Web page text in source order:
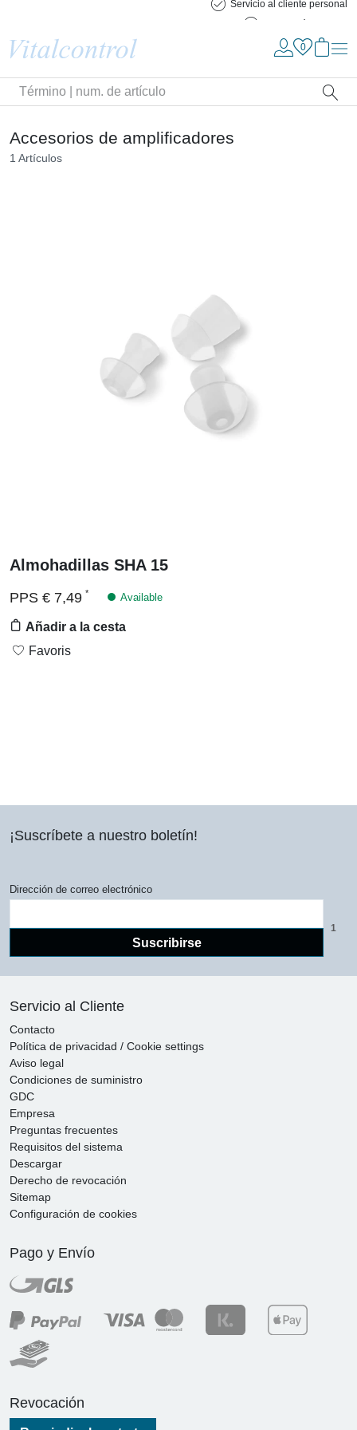
Devolución gratuita
Búsqueda
Accesorios de amplificadores
1 Artículos
Ir
producto
Almohadillas SHA 15
Precio
PPS € 7,49 * Available
Añadir a la cesta
Favoris
¡Suscríbete a nuestro boletín!
Dirección de correo electrónico
Suscribirse
1
Servicio al Cliente
Contacto
Política de privacidad / Cookie settings
Aviso legal
Condiciones de suministro
GDC
Empresa
Preguntas frecuentes
Requisitos del sistema
Descargar
Derecho de revocación
Sitemap
Configuración de cookies
Pago y Envío
Revocación